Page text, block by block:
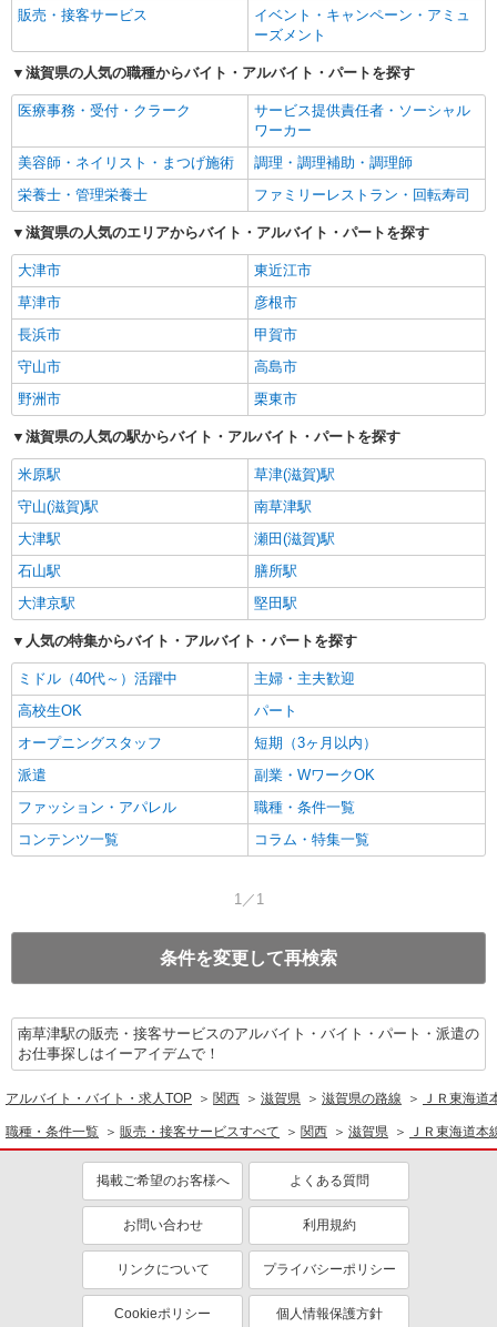
販売・接客サービス
イベント・キャンペーン・アミュ
ーズメント
滋賀県の人気の職種からバイト・アルバイト・パートを探す
医療事務・受付・クラーク
サービス提供責任者・ソーシャル
ワーカー
美容師・ネイリスト・まつげ施術
調理・調理補助・調理師
栄養士・管理栄養士
ファミリーレストラン・回転寿司
滋賀県の人気のエリアからバイト・アルバイト・パートを探す
大津市
東近江市
草津市
彦根市
長浜市
甲賀市
守山市
高島市
野洲市
栗東市
滋賀県の人気の駅からバイト・アルバイト・パートを探す
米原駅
草津(滋賀)駅
守山(滋賀)駅
南草津駅
大津駅
瀬田(滋賀)駅
石山駅
膳所駅
大津京駅
堅田駅
人気の特集からバイト・アルバイト・パートを探す
ミドル（40代～）活躍中
主婦・主夫歓迎
高校生OK
パート
オープニングスタッフ
短期（3ヶ月以内）
派遣
副業・WワークOK
ファッション・アパレル
職種・条件一覧
コンテンツ一覧
コラム・特集一覧
1／1
条件を変更して再検索
南草津駅の販売・接客サービスのアルバイト・バイト・パート・派遣の
お仕事探しはイーアイデムで！
アルバイト・バイト・求人TOP 関西 滋賀県 滋賀県の路線 ＪＲ東海道
職種・条件一覧 販売・接客サービスすべて 関西 滋賀県 ＪＲ東海道本
掲載ご希望のお客様へ よくある質問
お問い合わせ 利用規約
リンクについて プライバシーポリシー
Cookieポリシー 個人情報保護方針